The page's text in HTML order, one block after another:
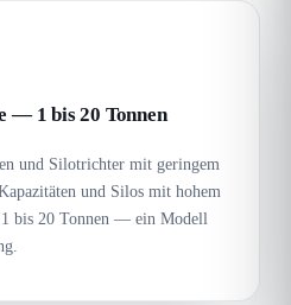
— 1 bis 20 Tonnen
und Silotrichter mit geringem
und Silos mit hohem
bis 20 Tonnen — ein Modell